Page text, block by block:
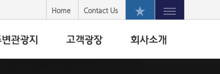
Home Contact Us